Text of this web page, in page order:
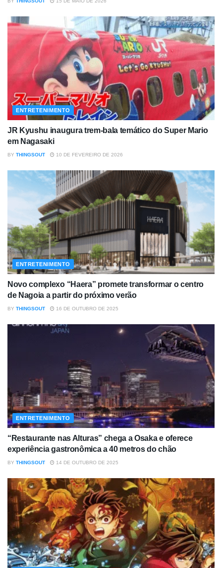
ENTRETENIMENTO
JR Kyushu inaugura trem-bala temático do Super Mario
em Nagasaki
BY THINGSOUT 10 DE FEVEREIRO DE 2026
ENTRETENIMENTO
Novo complexo “Haera” promete transformar o centro
de Nagoia a partir do próximo verão
BY THINGSOUT 16 DE OUTUBRO DE 2025
ENTRETENIMENTO
“Restaurante nas Alturas” chega a Osaka e oferece
experiência gastronômica a 40 metros do chão
BY THINGSOUT 14 DE OUTUBRO DE 2025